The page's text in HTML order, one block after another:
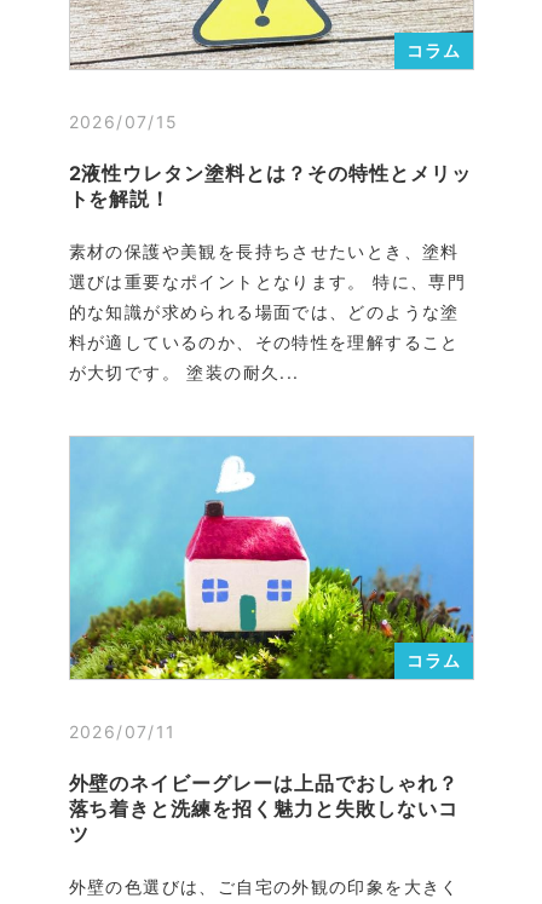
コラム
2026/07/15
2液性ウレタン塗料とは？その特性とメリッ
トを解説！
素材の保護や美観を長持ちさせたいとき、塗料
選びは重要なポイントとなります。 特に、専門
的な知識が求められる場面では、どのような塗
料が適しているのか、その特性を理解すること
が大切です。 塗装の耐久...
コラム
2026/07/11
外壁のネイビーグレーは上品でおしゃれ？
落ち着きと洗練を招く魅力と失敗しないコ
ツ
外壁の色選びは、ご自宅の外観の印象を大きく